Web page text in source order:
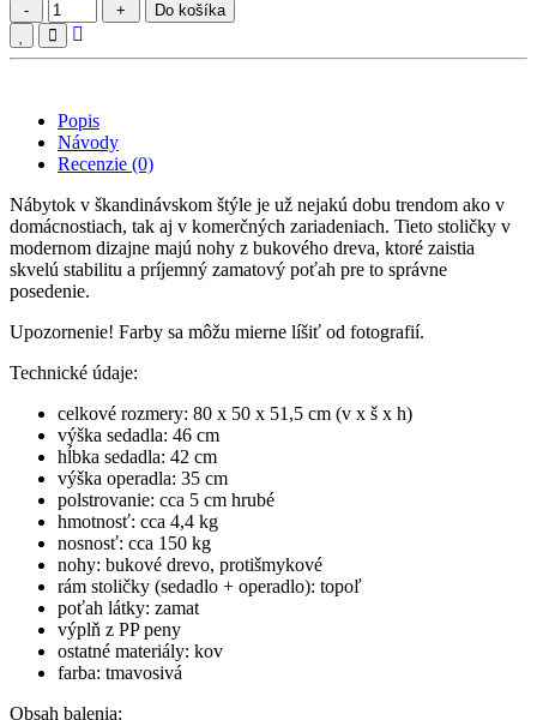
Do košíka
Popis
Návody
Recenzie (0)
Nábytok v škandinávskom štýle je už nejakú dobu trendom ako v
domácnostiach, tak aj v komerčných zariadeniach. Tieto stoličky v
modernom dizajne majú nohy z bukového dreva, ktoré zaistia
skvelú stabilitu a príjemný zamatový poťah pre to správne
posedenie.
Upozornenie! Farby sa môžu mierne líšiť od fotografií.
Technické údaje:
celkové rozmery: 80 x 50 x 51,5 cm (v x š x h)
výška sedadla: 46 cm
hĺbka sedadla: 42 cm
výška operadla: 35 cm
polstrovanie: cca 5 cm hrubé
hmotnosť: cca 4,4 kg
nosnosť: cca 150 kg
nohy: bukové drevo, protišmykové
rám stoličky (sedadlo + operadlo): topoľ
poťah látky: zamat
výplň z PP peny
ostatné materiály: kov
farba: tmavosivá
Obsah balenia: